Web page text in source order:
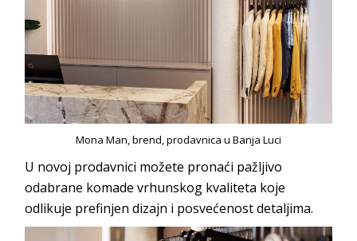
Mona Man, brend, prodavnica u Banja Luci
U novoj prodavnici možete pronaći pažljivo
odabrane komade vrhunskog kvaliteta koje
odlikuje prefinjen dizajn i posvećenost detaljima.